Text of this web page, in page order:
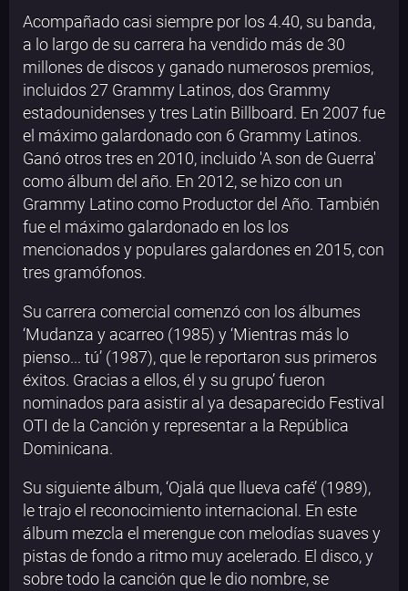
Acompañado casi siempre por los 4.40, su banda,
a lo largo de su carrera ha vendido más de 30
millones de discos​ y ganado numerosos premios,
incluidos 27 Grammy Latinos, dos Grammy
estadounidenses y tres Latin Billboard. En 2007 fue
el máximo galardonado con 6 Grammy Latinos.
Ganó otros tres en 2010, incluido 'A son de Guerra'
como álbum del año.​ En 2012, se hizo con un
Grammy Latino como Productor del Año.​ También
fue el máximo galardonado en los los
mencionados y populares galardones en 2015, con
tres gramófonos.
Su carrera comercial comenzó con los álbumes
‘Mudanza y acarreo (1985) y ‘Mientras más lo
pienso... tú’ (1987), que le reportaron sus primeros
éxitos. Gracias a ellos, él y su grupo’ fueron
nominados para asistir al ya desaparecido Festival
OTI de la Canción y representar a la República
Dominicana.
Su siguiente álbum, ‘Ojalá que llueva café’ (1989),
le trajo el reconocimiento internacional. En este
álbum mezcla el merengue con melodías suaves y
pistas de fondo a ritmo muy acelerado. El disco, y
sobre todo la canción que le dio nombre, se